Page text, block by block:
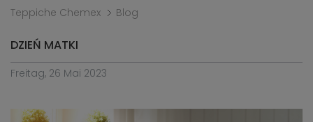
Teppiche Chemex Blog
DZIEŃ MATKI
Freitag, 26 Mai 2023